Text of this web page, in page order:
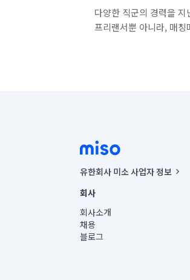
다양한 직군의 경력을
프리랜서뿐 아니라, 매
유한회사 미소 사업자 정보
사업자등록번호 : 291-87-00271
통신판매신고번호 : 2024-서울종
대표이사 : CHING VICTOR
주소 | 본사: 서울특별시 종로구
컨택센터 : 서울특별시 종로구
회사
회사소개
채용
블로그